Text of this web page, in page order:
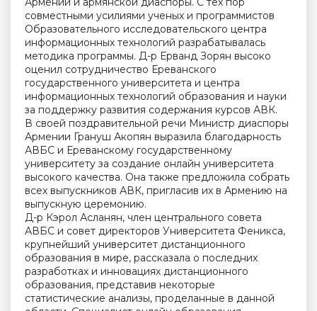
совместными усилиями ученых и программистов
Образовательного исследовательского центра
информационных технологий разрабатывалась
методика программы. Д-р Ерванд Зорян высоко
оценил сотрудничество Ереванского
государственного университета и центра
информационных технологий образования и науки
за поддержку развития содержания курсов АВК.
В своей поздравительной речи Министр диаспоры
Армении Грануш Акопян выразила благодарность
АВБС и Ереванскому государственному
университету за создание онлайн университета
высокого качества. Она также предложила собрать
всех выпускников АВК, пригласив их в Армению на
выпускную церемонию.
Д-р Кэрол Асланян, член центрального совета
АВБС и совет директоров Университета Феникса,
крупнейший университет дистанционного
образования в мире, рассказала о последних
разработках и инновациях дистанционного
образования, представив некоторые
статистические анализы, проделанные в данной